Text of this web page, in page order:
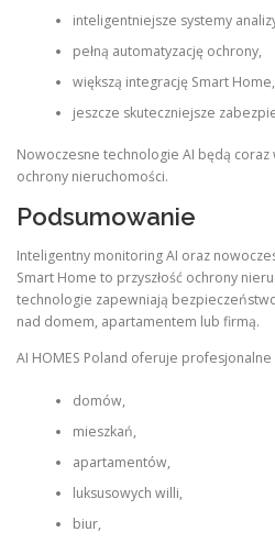
inteligentniejsze systemy
pełną automatyzację ochrony,
większą integrację Smart Home,
jeszcze skuteczniejsze
Nowoczesne technologie AI będą
ochrony nieruchomości.
Podsumowanie
Inteligentny monitoring AI oraz
Smart Home to przyszłość ochrony
technologie zapewniają
nad domem, apartamentem lub firmą.
AI HOMES Poland oferuje
domów,
mieszkań,
apartamentów,
luksusowych willi,
biur,